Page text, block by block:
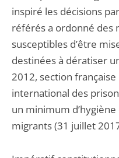
inspiré les décisions
référés a ordonné des
susceptibles d’être
destinées à dératiser
2012, section française
international des
un minimum d’hygiène
migrants (31 juillet